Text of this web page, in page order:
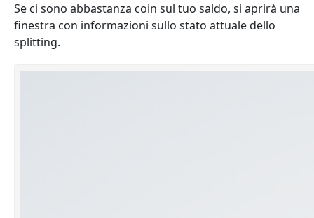
Se ci sono abbastanza coin sul tuo saldo, si aprirà una
finestra con informazioni sullo stato attuale dello
splitting.